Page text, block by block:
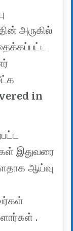
அருகில்
in
இதுவரை
ஆய்வு
.